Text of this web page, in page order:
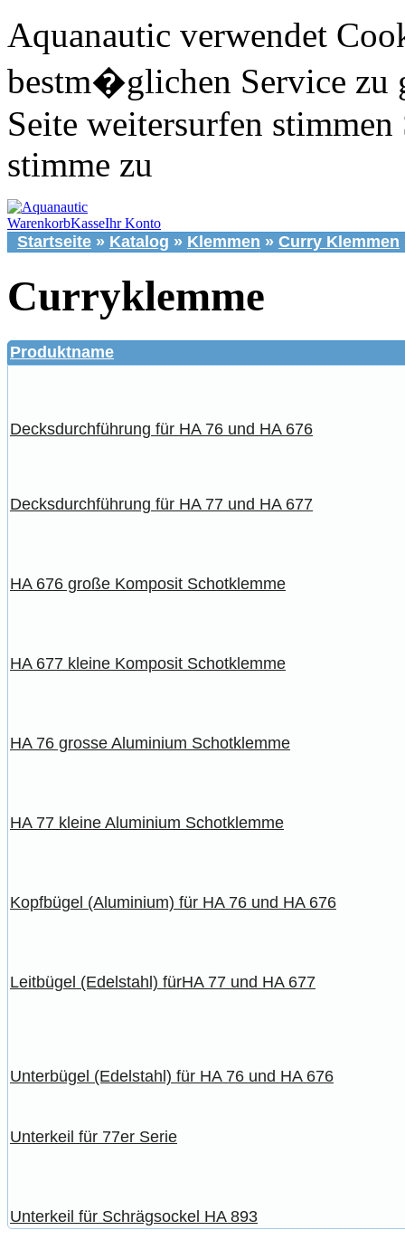
Aquanautic verwendet
bestm�glichen Service zu
Seite weitersurfen stimmen
stimme zu
WarenkorbKasseIhr Konto
Startseite » Katalog » Klemmen » Curry Klemmen
Curryklemme
Produktname
Decksdurchführung für HA 76 und HA 676
Decksdurchführung für HA 77 und HA 677
HA 676 große Komposit Schotklemme
HA 677 kleine Komposit Schotklemme
HA 76 grosse Aluminium Schotklemme
HA 77 kleine Aluminium Schotklemme
Kopfbügel (Aluminium) für HA 76 und HA 676
Leitbügel (Edelstahl) fürHA 77 und HA 677
Unterbügel (Edelstahl) für HA 76 und HA 676
Unterkeil für 77er Serie
Unterkeil für Schrägsockel HA 893